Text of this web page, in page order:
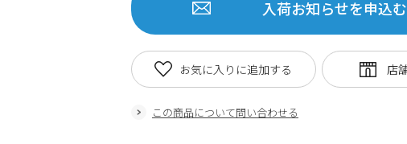
入荷お知らせを申込む
この商品について問い合わせる
お気に入りに追加する